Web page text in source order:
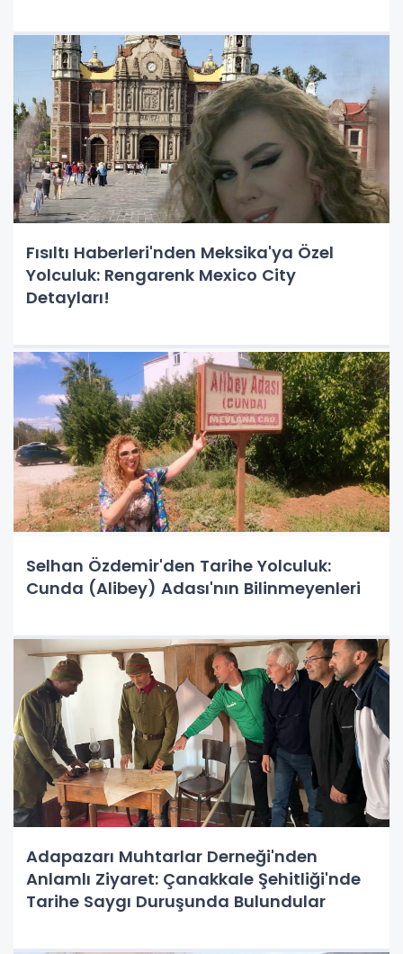
Fısıltı Haberleri'nden Meksika'ya Özel
Yolculuk: Rengarenk Mexico City
Detayları!
Selhan Özdemir'den Tarihe Yolculuk:
Cunda (Alibey) Adası'nın Bilinmeyenleri
Adapazarı Muhtarlar Derneği'nden
Anlamlı Ziyaret: Çanakkale Şehitliği'nde
Tarihe Saygı Duruşunda Bulundular